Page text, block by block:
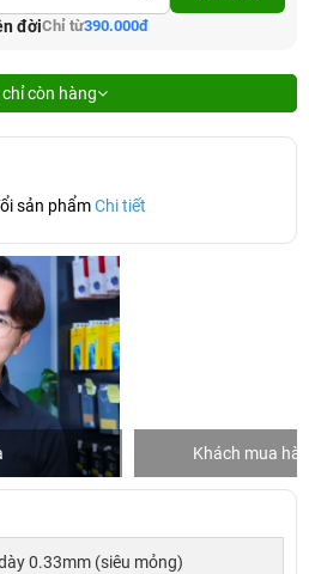
đờiChỉ từ390.000đ
còn hàng
sản phẩmChi tiết
Khách mua
0.33mm (siêu mỏng)